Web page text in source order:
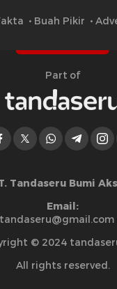
Buah Pikir
Part of
Tandaseru Bumi
Email:
© 2024
All rights reserved.